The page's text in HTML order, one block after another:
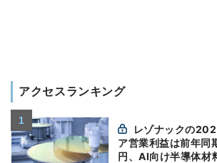
アクセスランキング
ア営業利益は前年
円、AI向け半導体材